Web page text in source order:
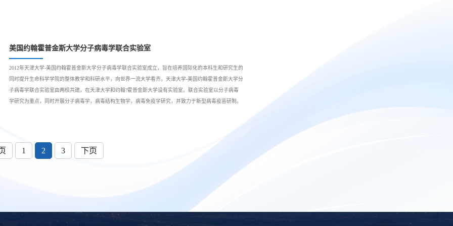
美国约翰霍普金斯大学分子病毒学联合实验室
2012年天津大学-美国约翰霍普金斯大学分子病毒学联合实验室成立，旨在培养国际化的本科生和研究生的
同时提升生命科学学院的整体教学和科研水平，向世界一流大学看齐。天津大学-美国约翰霍普金斯大学分
子病毒学联合实验室由两校共建，在天津大学和约翰?霍普金斯大学设有实验室。联合实验室以分子病毒
学研究为重点，同时开展分子病毒学，病毒结构生物学，病毒免疫学研究，并致力于新型病毒疫苗研制。
1 2 3 下页